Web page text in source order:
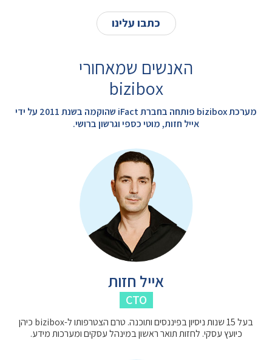
כתבו עלינו
האנשים שמאחורי
bizibox
מערכת bizibox פותחה בחברת iFact שהוקמה בשנת 2011 על ידי
אייל חזות, מוטי כספי וגרשון ברושי.
אייל חזות
CTO
בעל 15 שנות ניסיון בפיננסים ותוכנה. טרם הצטרפותו ל-bizibox כיהן
כיועץ עסקי. לחזות תואר ראשון במינהל עסקים ומערכות מידע.